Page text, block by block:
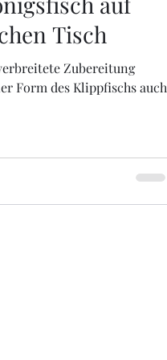
Tisch
Zubereitung
Form des Klippfischs auch